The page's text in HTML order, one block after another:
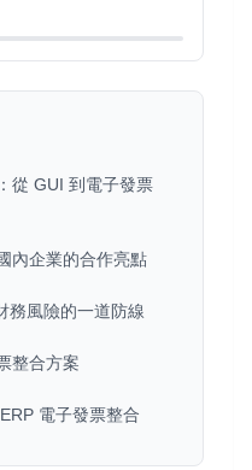
從 GUI 到電子發票
內企業的合作亮點
務風險的一道防線
整合方案
電子發票整合